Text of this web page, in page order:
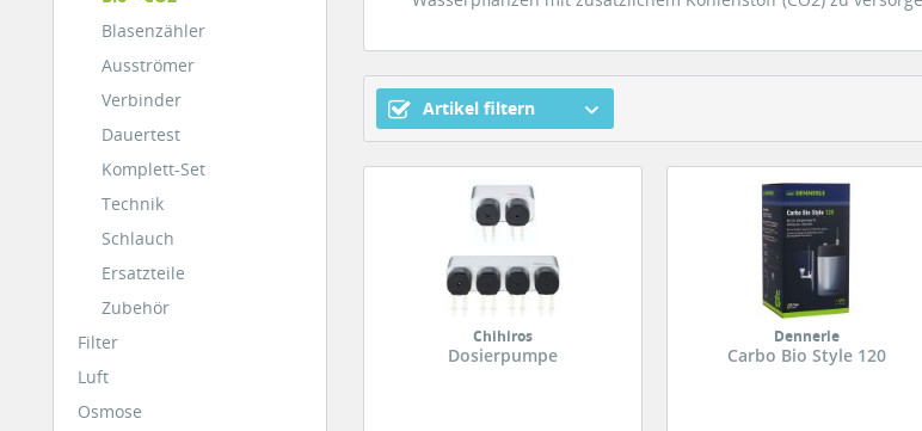
Blasenzähler
Ausströmer
Verbinder
Dauertest
Komplett-Set
Technik
Schlauch
Ersatzteile
Zubehör
Filter
Luft
Osmose
Artikel filtern
Chihiros
Dosierpumpe
Dennerle
Carbo Bio Style 120